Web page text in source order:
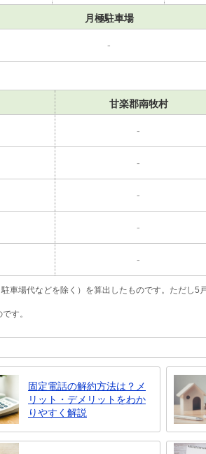
月極駐車場
-
甘楽郡南牧村
-
-
-
-
-
場代などを除く）を算出したものです。ただし5
す。
固定電話の解約方法は？メ
リット・デメリットをわか
りやすく解説